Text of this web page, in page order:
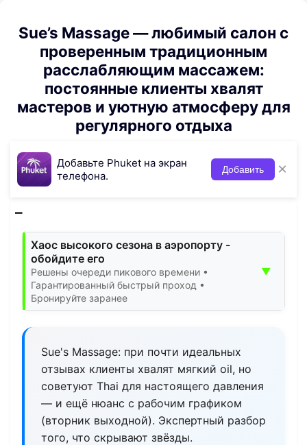
Sue’s Massage — любимый салон с
проверенным традиционным
расслабляющим массажем:
постоянные клиенты хвалят
мастеров и уютную атмосферу для
регулярного отдыха
Добавьте Phuket на экран
телефона.
Добавить ×
Хаос высокого сезона в аэропорту -
обойдите его
Решены очереди пикового времени •
Гарантированный быстрый проход •
Бронируйте заранее
▼
Sue's Massage: при почти идеальных
отзывах клиенты хвалят мягкий oil, но
советуют Thai для настоящего давления
— и ещё нюанс с рабочим графиком
(вторник выходной). Экспертный разбор
того, что скрывают звёзды.